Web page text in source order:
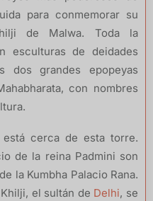
para conmemorar su
de Malwa. Toda la
esculturas de deidades
dos grandes epopeyas
con nombres
está cerca de esta torre.
de la reina Padmini son
la Kumbha Palacio Rana.
el sultán de Delhi, se